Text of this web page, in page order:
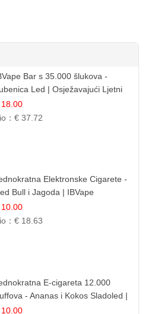
Bar s 35.000 šlukova -
Led | Osježavajući Ljetni
：€ 37.72
Elektronske Cigarete -
Bull i Jagoda | IBVape
：€ 18.63
E-cigareta 12.000
- Ananas i Kokos Sladoled |
Desert